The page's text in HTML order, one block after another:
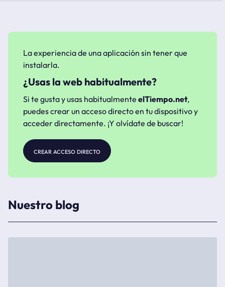
La experiencia de una aplicación sin tener que
instalarla.
¿Usas la web habitualmente?
Si te gusta y usas habitualmente elTiempo.net,
puedes crear un acceso directo en tu dispositivo y
acceder directamente. ¡Y olvídate de buscar!
crear acceso directo
Nuestro blog